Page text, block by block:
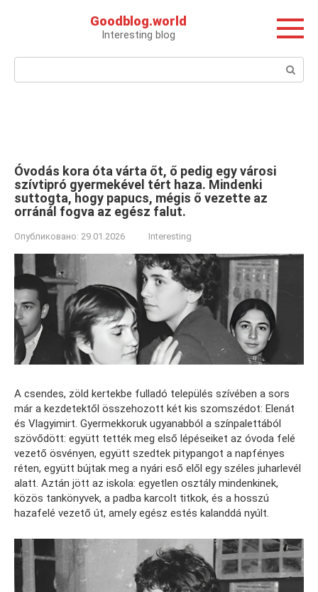
Goodblog.world
Interesting blog
Поиск:
Óvodás kora óta várta őt, ő pedig egy városi
szívtipró gyermekével tért haza. Mindenki
suttogta, hogy papucs, mégis ő vezette az
orránál fogva az egész falut.
Опубликовано: 29.01.2026 Interesting
A csendes, zöld kertekbe fulladó település szívében a sors
már a kezdetektől összehozott két kis szomszédot: Elenát
és Vlagyimirt. Gyermekkoruk ugyanabból a színpalettából
szövődött: együtt tették meg első lépéseiket az óvoda felé
vezető ösvényen, együtt szedtek pitypangot a napfényes
réten, együtt bújtak meg a nyári eső elől egy széles juharlevél
alatt. Aztán jött az iskola: egyetlen osztály mindenkinek,
közös tankönyvek, a padba karcolt titkok, és a hosszú
hazafelé vezető út, amely egész estés kalanddá nyúlt.